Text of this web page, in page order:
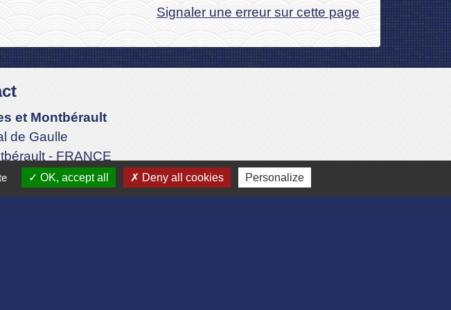
Signaler une erreur sur cette page
et Montbérault
de Gaulle
- FRANCE
74 77
contact
OK, accept all Deny all cookies Personalize